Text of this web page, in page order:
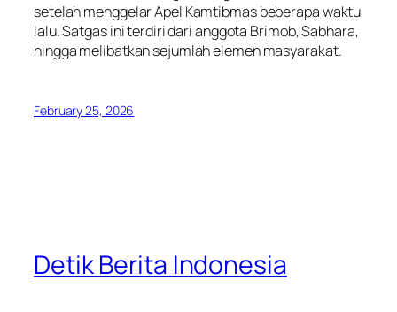
setelah menggelar Apel Kamtibmas beberapa waktu
lalu. Satgas ini terdiri dari anggota Brimob, Sabhara,
hingga melibatkan sejumlah elemen masyarakat.
February 25, 2026
Detik Berita Indonesia